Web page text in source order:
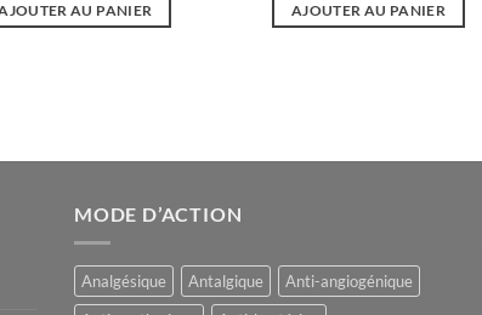
AU PANIER AJOUTER AU PANIER
MODE D’ACTION
Analgésique Antalgique
Anti-angiogénique